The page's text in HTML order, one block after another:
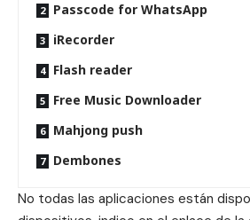
Passcode for WhatsApp
iRecorder
Flash reader
Free Music Downloader
Mahjong push
Dembones
No todas las aplicaciones están